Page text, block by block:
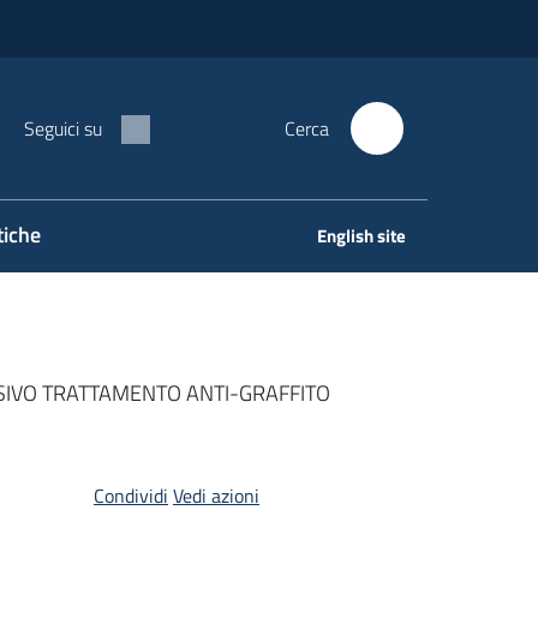
Seguici su Cerca
English site
TRATTAMENTO ANTI-GRAFFITO
Condividi Vedi azioni